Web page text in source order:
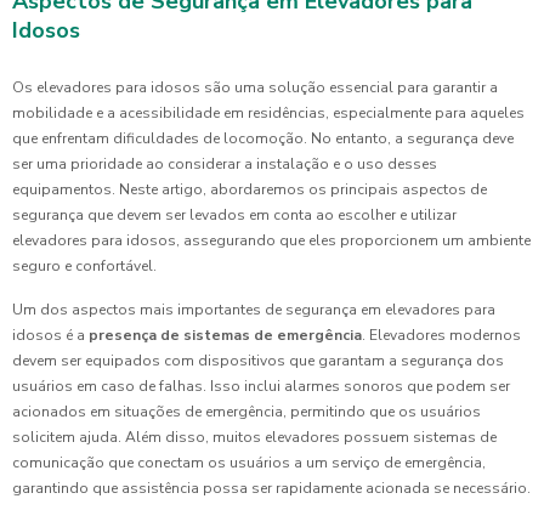
Idosos
Os elevadores para idosos são uma solução essencial para garantir a
mobilidade e a acessibilidade em residências, especialmente para aqueles
que enfrentam dificuldades de locomoção. No entanto, a segurança deve
ser uma prioridade ao considerar a instalação e o uso desses
equipamentos. Neste artigo, abordaremos os principais aspectos de
segurança que devem ser levados em conta ao escolher e utilizar
elevadores para idosos, assegurando que eles proporcionem um ambiente
seguro e confortável.
Um dos aspectos mais importantes de segurança em elevadores para
idosos é a presença de sistemas de emergência. Elevadores modernos
devem ser equipados com dispositivos que garantam a segurança dos
usuários em caso de falhas. Isso inclui alarmes sonoros que podem ser
acionados em situações de emergência, permitindo que os usuários
solicitem ajuda. Além disso, muitos elevadores possuem sistemas de
comunicação que conectam os usuários a um serviço de emergência,
garantindo que assistência possa ser rapidamente acionada se necessário.